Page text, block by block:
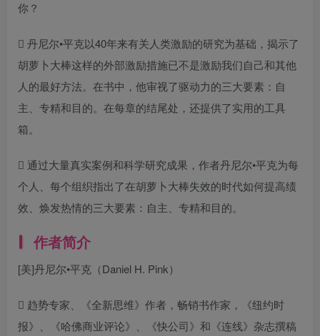
你？
 丹尼尔•平克以40年来有关人类激励的研究为基础，揭示了
胡萝卜大棒这样的外部激励措施已不是激励我们自己和其他
人的最好方法。在书中，他审视了驱动力的三大要素：自
主、专精和目的。在每章的结尾处，还提供了实用的工具
箱。
 通过大量真实案例和科学研究成果，作者丹尼尔•平克为每
个人、每个组织指出了在胡萝卜大棒失效的时代如何提高绩
效、焕发热情的三大要素：自主、专精和目的。
作者简介
[美]丹尼尔•平克（Daniel H. Pink）
 趋势专家、《全新思维》作者，畅销书作家，《纽约时
报》、《哈佛商业评论》、《快公司》和《连线》杂志撰稿